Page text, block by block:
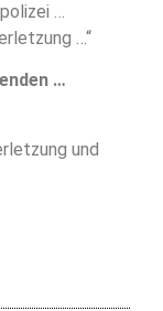
…
…“
…
und